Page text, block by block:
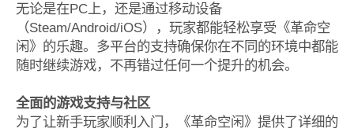
无论是在PC上，还是通过移动设备
（Steam/Android/iOS），玩家都能轻松享受《革命空
闲》的乐趣。多平台的支持确保你在不同的环境中都能
随时继续游戏，不再错过任何一个提升的机会。
全面的游戏支持与社区
为了让新手玩家顺利入门，《革命空闲》提供了详细的